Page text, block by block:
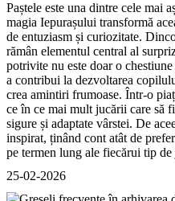
Paștele este una dintre cele mai
magia Iepurașului transformă
de entuziasm și curiozitate.
rămân elementul central al
potrivite nu este doar o
a contribui la dezvoltarea
crea amintiri frumoase. Într-o
ce în ce mai mult jucării care să
sigure și adaptate vârstei. De
inspirat, ținând cont atât de
pe termen lung ale fiecărui tip de
25-02-2026